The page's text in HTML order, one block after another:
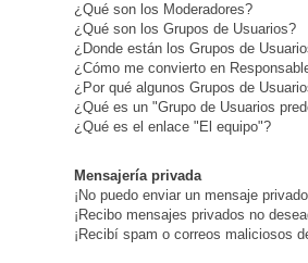
¿Qué son los Moderadores?
¿Qué son los Grupos de Usuarios?
¿Donde están los Grupos de
¿Cómo me convierto en
¿Por qué algunos Grupos de
¿Qué es un "Grupo de Usuarios
¿Qué es el enlace "El equipo"?
Mensajería privada
¡No puedo enviar un mensaje
¡Recibo mensajes privados no
¡Recibí spam o correos maliciosos